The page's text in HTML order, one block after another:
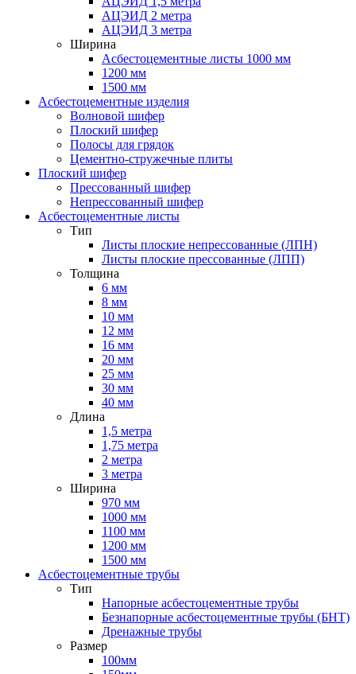
АЦЭИД 2 метра
АЦЭИД 3 метра
Ширина
Асбестоцементные листы 1000 мм
1200 мм
1500 мм
Асбестоцементные изделия
Волновой шифер
Плоский шифер
Полосы для грядок
Цементно-стружечные плиты
Плоский шифер
Прессованный шифер
Непрессованный шифер
Асбестоцементные листы
Тип
Листы плоские непрессованные (ЛПН)
Листы плоские прессованные (ЛПП)
Толщина
6 мм
8 мм
10 мм
12 мм
16 мм
20 мм
25 мм
30 мм
40 мм
Длина
1,5 метра
1,75 метра
2 метра
3 метра
Ширина
970 мм
1000 мм
1100 мм
1200 мм
1500 мм
Асбестоцементные трубы
Тип
Напорные асбестоцементные трубы
Безнапорные асбестоцементные трубы (БНТ)
Дренажные трубы
Размер
100мм